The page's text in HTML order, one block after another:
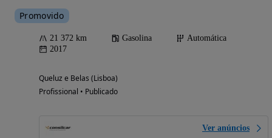
Promovido
21 372 km Gasolina
Automática
2017
Queluz e Belas (Lisboa)
Profissional • Publicado
Ver anúncios